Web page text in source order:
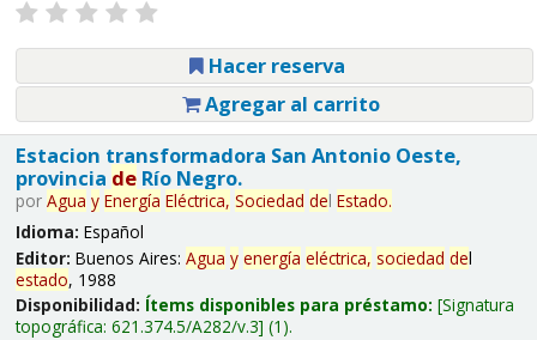
Hacer reserva
Agregar al carrito
Estacion transformadora San Antonio Oeste,
provincia deRío Negro.
por Agua y Energía Eléctrica, Sociedad del Estado.
Idioma: Español
Editor: Buenos Aires: Agua y energía eléctrica, sociedad del
estado, 1988
Disponibilidad: Ítems disponibles para préstamo: Signatura
topográfica: 621.374.5/A282/v.3 (1).